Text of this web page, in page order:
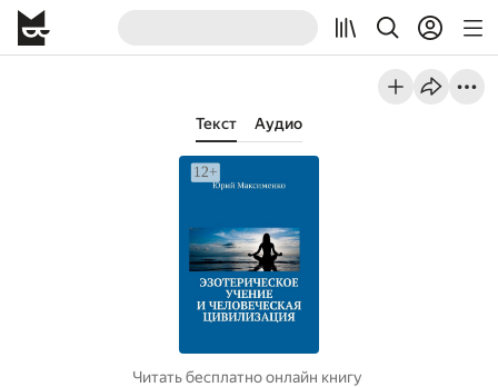
Текст Аудио
Читать бесплатно онлайн книгу